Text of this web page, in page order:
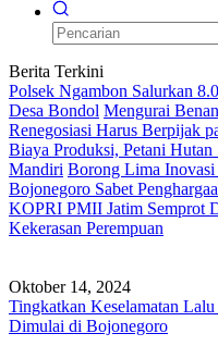
Berita Terkini
Polsek Ngambon Salurkan
Desa Bondol Mengurai
Renegosiasi Harus Berpijak
Biaya Produksi, Petani
Mandiri Borong Lima
Bojonegoro Sabet
KOPRI PMII Jatim Semprot
Kekerasan Perempuan
Oktober 14, 2024
Tingkatkan Keselamatan
Dimulai di Bojonegoro